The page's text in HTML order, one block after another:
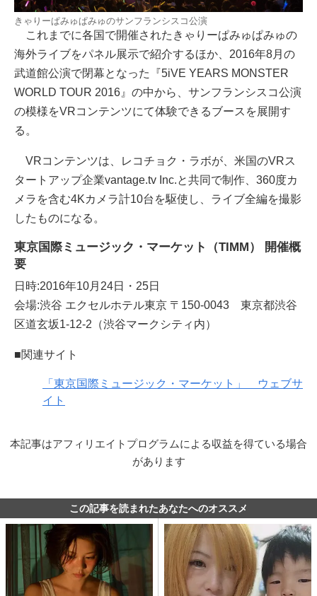
きゃりーぱみゅぱみゅのサンフランシスコ公演
これまでに各国で開催されたきゃりーぱみゅぱみゅの
海外ライブをパネル展示で紹介するほか、2016年8月の
武道館公演で閉幕となった『5iVE YEARS MONSTER
WORLD TOUR 2016』の中から、サンフランシスコ公演
の模様をVRコンテンツにて体験できるブースを展開す
る。
VRコンテンツは、レコチョク・ラボが、米国のVRス
タートアップ企業vantage.tv Inc.と共同で制作、360度カ
メラを含む4Kカメラ計10台を駆使し、ライブ全編を撮影
したものになる。
東京国際ミュージック・マーケット（TIMM） 開催概
要
日時:2016年10月24日・25日
会場:渋谷 エクセルホテル東京 〒150-0043 東京都渋谷
区道玄坂1-12-2（渋谷マークシティ内）
■関連サイト
「東京国際ミュージック・マーケット」 ウェブサ
イト
本記事はアフィリエイトプログラムによる収益を得ている場合
があります
この記事を読まれたあなたへのオススメ